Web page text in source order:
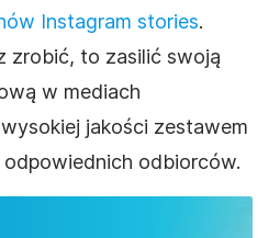
Instagram stories.
zrobić, to zasilić swoją
w mediach
jakości zestawem
odbiorców.